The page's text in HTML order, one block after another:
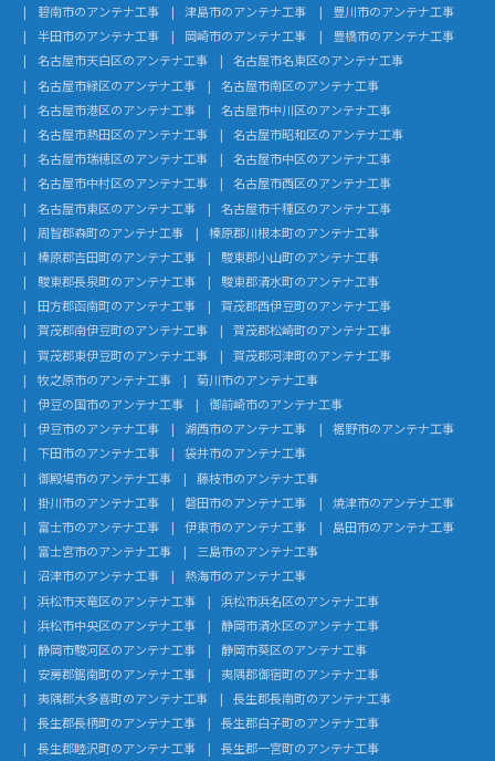
碧南市のアンテナ工事 津島市のアンテナ工事
豊川市のアンテナ工事
半田市のアンテナ工事
岡崎市のアンテナ工事
豊橋市のアンテナ工事
名古屋市天白区のアンテナ工事
名古屋市名東区のアンテナ工事
名古屋市緑区のアンテナ工事
名古屋市南区のアンテナ工事
名古屋市港区のアンテナ工事
名古屋市中川区のアンテナ工事
名古屋市熱田区のアンテナ工事
名古屋市昭和区のアンテナ工事
名古屋市瑞穂区のアンテナ工事
名古屋市中区のアンテナ工事
名古屋市中村区のアンテナ工事
名古屋市西区のアンテナ工事
名古屋市東区のアンテナ工事
名古屋市千種区のアンテナ工事
周智郡森町のアンテナ工事
榛原郡川根本町のアンテナ工事
榛原郡吉田町のアンテナ工事
駿東郡小山町のアンテナ工事
駿東郡長泉町のアンテナ工事
駿東郡清水町のアンテナ工事
田方郡函南町のアンテナ工事
賀茂郡西伊豆町のアンテナ工事
賀茂郡南伊豆町のアンテナ工事
賀茂郡松崎町のアンテナ工事
賀茂郡東伊豆町のアンテナ工事
賀茂郡河津町のアンテナ工事
牧之原市のアンテナ工事
菊川市のアンテナ工事
伊豆の国市のアンテナ工事
御前崎市のアンテナ工事
伊豆市のアンテナ工事
湖西市のアンテナ工事
裾野市のアンテナ工事
下田市のアンテナ工事
袋井市のアンテナ工事
御殿場市のアンテナ工事
藤枝市のアンテナ工事
掛川市のアンテナ工事
磐田市のアンテナ工事
焼津市のアンテナ工事
富士市のアンテナ工事
伊東市のアンテナ工事
島田市のアンテナ工事
富士宮市のアンテナ工事
三島市のアンテナ工事
沼津市のアンテナ工事
熱海市のアンテナ工事
浜松市天竜区のアンテナ工事
浜松市浜名区のアンテナ工事
浜松市中央区のアンテナ工事
静岡市清水区のアンテナ工事
静岡市駿河区のアンテナ工事
静岡市葵区のアンテナ工事
安房郡鋸南町のアンテナ工事
夷隅郡御宿町のアンテナ工事
夷隅郡大多喜町のアンテナ工事
長生郡長南町のアンテナ工事
長生郡長柄町のアンテナ工事
長生郡白子町のアンテナ工事
長生郡睦沢町のアンテナ工事
長生郡一宮町のアンテナ工事